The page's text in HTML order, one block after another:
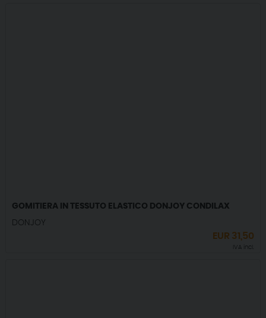
GOMITIERA IN TESSUTO ELASTICO DONJOY CONDILAX
DONJOY
EUR 31,50
IVA incl.